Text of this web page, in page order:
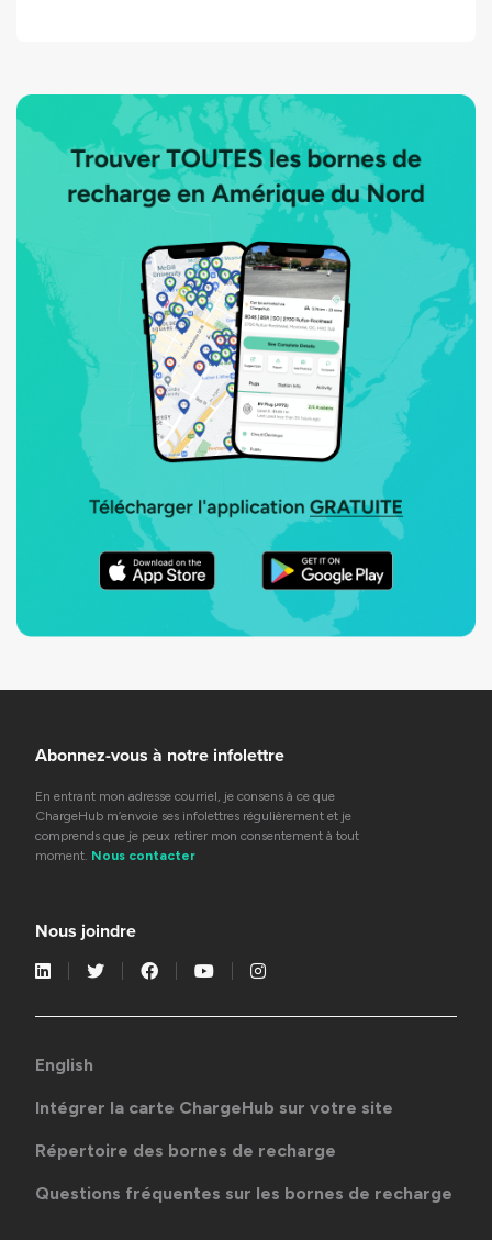
Abonnez-vous à notre infolettre
En entrant mon adresse courriel, je consens à ce que
ChargeHub m’envoie ses infolettres régulièrement et je
comprends que je peux retirer mon consentement à tout
moment. Nous contacter
Nous joindre
English
Intégrer la carte ChargeHub sur votre site
Répertoire des bornes de recharge
Questions fréquentes sur les bornes de recharge